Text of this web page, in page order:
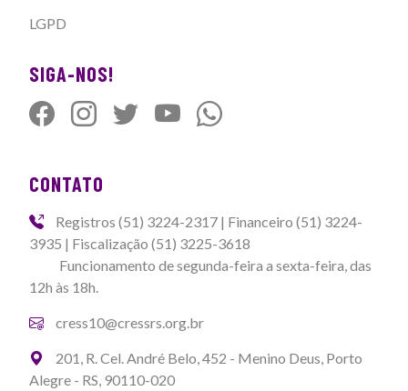
LGPD
SIGA-NOS!
CONTATO
Registros (51) 3224-2317 | Financeiro (51) 3224-
3935 | Fiscalização (51) 3225-3618
Funcionamento de segunda-feira a sexta-feira, das
12h às 18h.
cress10@cressrs.org.br
201, R. Cel. André Belo, 452 - Menino Deus, Porto
Alegre - RS, 90110-020